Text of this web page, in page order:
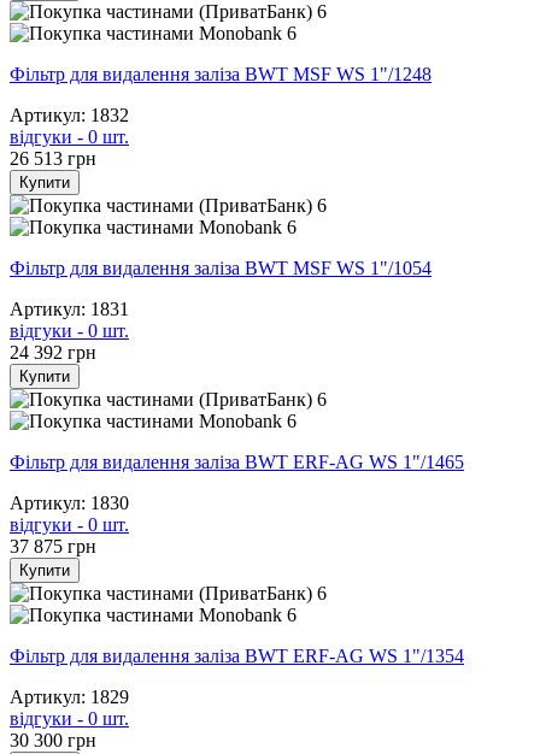
6
6
Фільтр для видалення заліза BWT MSF WS 1"/1248
Артикул: 1832
відгуки - 0 шт.
26 513 грн
Купити
6
6
Фільтр для видалення заліза BWT MSF WS 1"/1054
Артикул: 1831
відгуки - 0 шт.
24 392 грн
Купити
6
6
Фільтр для видалення заліза BWT ERF-AG WS 1"/1465
Артикул: 1830
відгуки - 0 шт.
37 875 грн
Купити
6
6
Фільтр для видалення заліза BWT ERF-AG WS 1"/1354
Артикул: 1829
відгуки - 0 шт.
30 300 грн